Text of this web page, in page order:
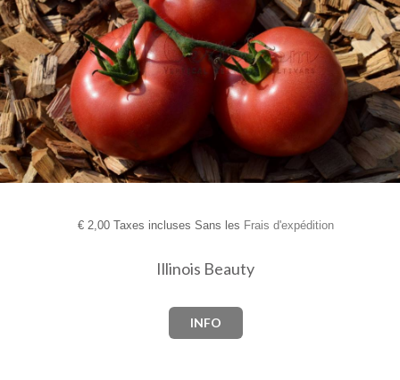
€2,00 Taxes incluses Sans les Frais d'expédition
Illinois Beauty
INFO